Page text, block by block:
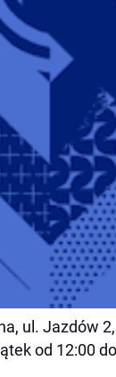
ul. Jazdów
od 12:00